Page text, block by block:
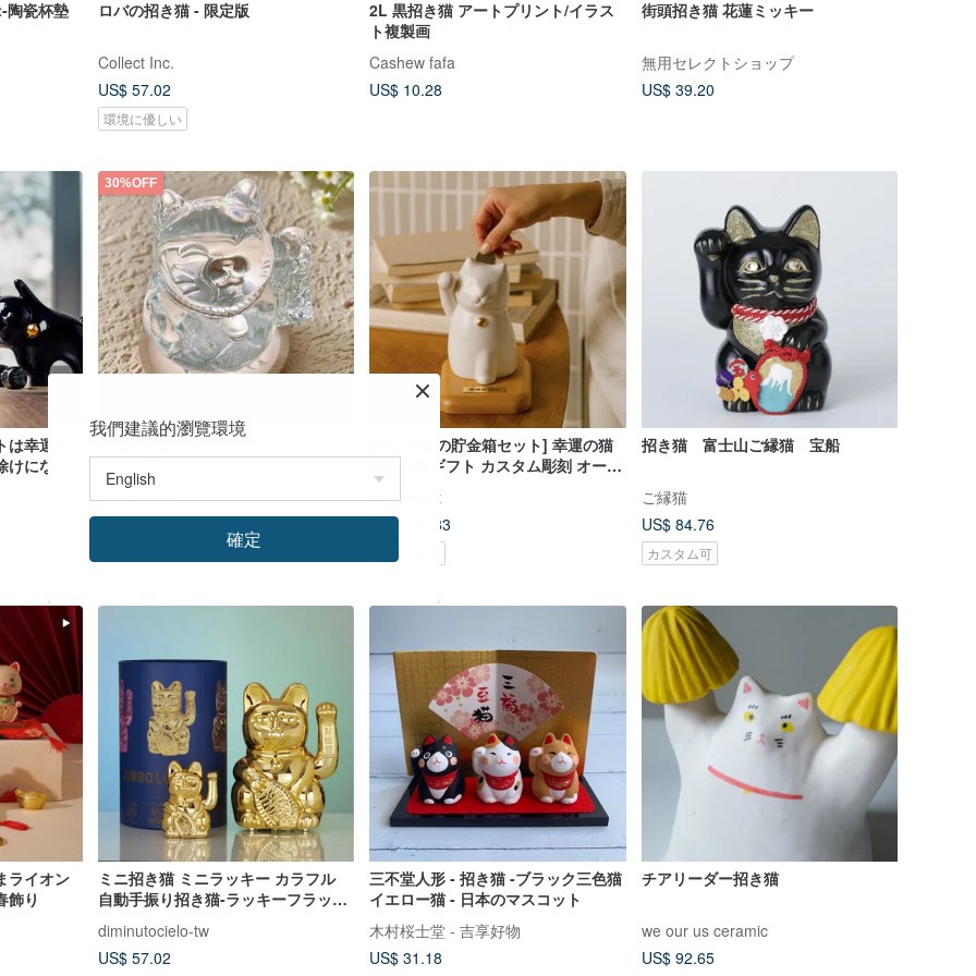
瓷杯墊 ロバの招き猫 - 限定版
Collect Inc.
US$ 57.02
環境に優しい
2L 黒招き猫 アートプリント/イラス
ト複製画
Cashew fafa
US$ 10.28
街頭招き猫 花蓮ミッキー
無用セレクトショップ
US$ 39.20
幸運を
になり
30%OFF
祈福招き猫
themoontw
[太った猫の貯金箱セット] 幸運の猫
の貯金箱ギフト カスタム彫刻 オープ
ニングギフト
hooyuncat
US$ 110.83
招き猫 富士山ご縁猫 宝船
ご縁猫
US$ 84.76
カスタム可
ライオン
飾り
ミニ招き猫 ミニラッキー カラフル
自動手振り招き猫-ラッキーフラッシ
ュゴールド 10cm
diminutocielo-tw
US$ 57.02
三不堂人形 - 招き猫 -ブラック三色猫
イエロー猫 - 日本のマスコット
木村桜士堂 - 吉享好物
US$ 31.18
チアリーダー招き猫
we our us ceramic
US$ 92.65
我們建議的瀏覽環境
確定